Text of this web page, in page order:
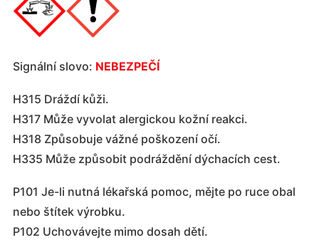
Signální slovo: NEBEZPEČÍ
H315 Dráždí kůži.
H317 Může vyvolat alergickou kožní reakci.
H318 Způsobuje vážné poškození očí.
H335 Může způsobit podráždění dýchacích cest.
P101 Je-li nutná lékařská pomoc, mějte po ruce obal
nebo štítek výrobku.
P102 Uchovávejte mimo dosah dětí.